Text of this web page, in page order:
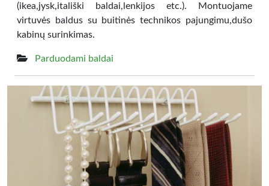
(ikea,jysk,itališki baldai,lenkijos etc.). Montuojame
virtuvės baldus su buitinės technikos pajungimu,dušo
kabinų surinkimas.
Parduodami baldai